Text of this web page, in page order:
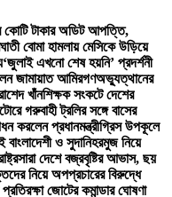
কোটি টাকার অডিট আপত্তি,
বোমা হামলায় মেসিকে উড়িয়ে
‘জুলাই এখনো শেষ হয়নি’ প্রদর্শনী
জামায়াত আমিরগণঅভ্যুত্থানের
খাঁনশিক্ষক সংকটে দেশের
গরুবাহী ট্রলির সঙ্গে বাসের
করলেন প্রধানমন্ত্রীগ্রিস উপকূলে
ও সুদানিহরমুজ নিয়ে
সারা দেশে বজ্রবৃষ্টির আভাস, ছয়
নিয়ে অপপ্রচারের বিরুদ্ধে
জোটের কমান্ডার ঘোষণা